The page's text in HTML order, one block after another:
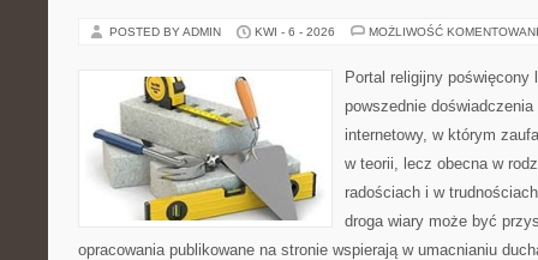
POSTED BY ADMIN KWI - 6 - 2026 MOŻLIWOŚĆ
Portal religijny poświęcony
powszednie
internetowy, w którym
w teorii, lecz obecna w
radościach i w
droga wiary może być
opracowania publikowane na stronie wspierają w umacnianiu